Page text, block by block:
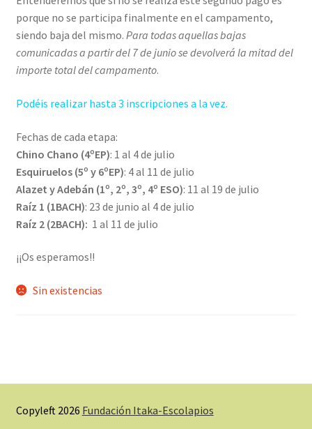
porque no se participa finalmente en el campamento,
siendo baja del mismo. Para todas aquellas bajas
comunicadas a partir del 7 de junio se devolverá la mitad del
importe total del campamento.
Podéis realizar hasta 3 inscripciones a la vez.
Fechas de cada etapa:
Chino Chano (4ºEP): 1 al 4 de julio
Esquiruelos (5º y 6ºEP): 4 al 11 de julio
Alazet y Adebán (1º, 2º, 3º, 4º ESO): 11 al 19 de julio
Raíz 1 (1BACH): 23 de junio al 4 de julio
Raíz 2 (2BACH): 1 al 11 de julio
¡¡Os esperamos!!
Sin existencias
Copyleft 2026 Fundación Itaka-Escolapios